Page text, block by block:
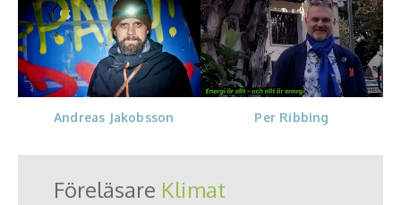
Andreas Jakobsson Per Ribbing
Föreläsare Klimat